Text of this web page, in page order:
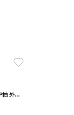
櫃體 321寬 X 450深 X 740高 mm 抽屜-P抽 外徑 270寬 X 404深 X 39.5高 mm 內徑 265寬 X 382深 X 36高 mm 抽屜-H抽 外徑 270寬 X 406深 X 81.5高 mm 內徑 265寬 X 382深 X 78高 mm